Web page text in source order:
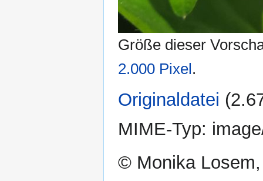
Größe dieser
2.000 Pixel.
Originaldatei
MIME-Typ:
© Monika